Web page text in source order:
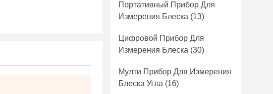
Портативный Прибор Для
Измерения Блеска (13)
Цифровой Прибор Для
Измерения Блеска (30)
Мулти Прибор Для Измерения
Блеска Угла (16)